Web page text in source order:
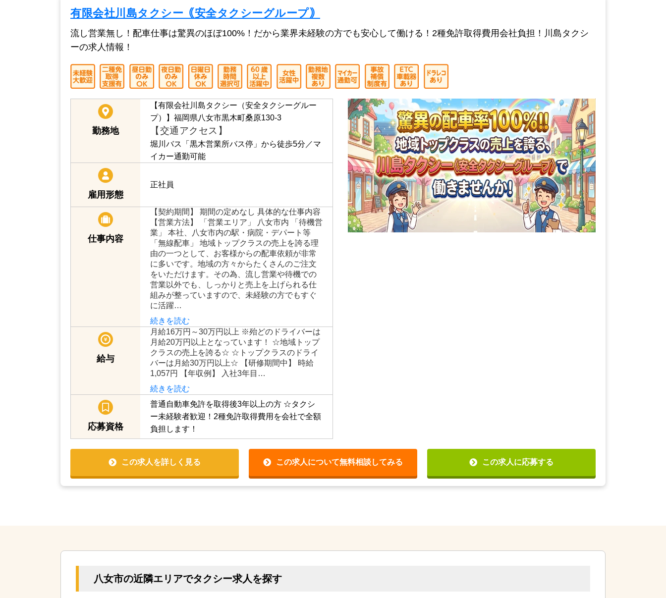
有限会社川島タクシー｟安全タクシーグループ｠
流し営業無し！配車仕事は驚異のほぼ100%！だから業界未経験の方でも安心して働ける！2種免許取得費用会社負担！川島タクシ
ーの求人情報！
勤務地
【有限会社川島タクシー（安全タクシーグルー
プ）】福岡県八女市黒木町桑原130-3
【交通アクセス】
堀川バス「黒木営業所バス停」から徒歩5分／マ
イカー通勤可能
雇用形態
正社員
仕事内容
【契約期間】 期間の定めなし 具体的な仕事内容
【営業方法】 「営業エリア」 八女市内 「待機営
業」 本社、八女市内の駅・病院・デパート等
「無線配車」 地域トップクラスの売上を誇る理
由の一つとして、お客様からの配車依頼が非常
に多いです。地域の方々からたくさんのご注文
をいただけます。その為、流し営業や待機での
営業以外でも、しっかりと売上を上げられる仕
組みが整っていますので、未経験の方でもすぐ
に活躍…
続きを読む
給与
月給16万円～30万円以上 ※殆どのドライバーは
月給20万円以上となっています！ ☆地域トップ
クラスの売上を誇る☆ ☆トップクラスのドライ
バーは月給30万円以上☆ 【研修期間中】 時給
1,057円 【年収例】 入社3年目…
続きを読む
応募資格
普通自動車免許を取得後3年以上の方 ☆タクシ
ー未経験者歓迎！2種免許取得費用を会社で全額
負担します！
この求人を詳しく見る この求人について無料相談してみる この求人に応募する
八女市の近隣エリアでタクシー求人を探す